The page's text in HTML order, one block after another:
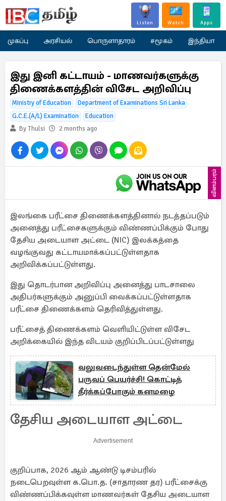
Listen Watch Apps
முகப்பு அரசியல் பொருளாதாரம் சமூகம் இந்தியா
இது இனி கட்டாயம் - மாணவர்களுக்கு
திணைக்களத்தின் விசேட அறிவிப்பு
Ministry of Education
Department of Examinations Sri Lanka
G.C.E.(A/L) Examination
Education
By Thulsi
2 months ago
விளம்பரம்
இலங்கை பரீட்சை திணைக்களத்தினால் நடத்தப்படும்
அனைத்து பரீட்சைகளுக்கும் விண்ணப்பிக்கும் போது
தேசிய அடையாள அட்டை (NIC) இலக்கத்தை
வழங்குவது கட்டாயமாக்கப்பட்டுள்ளதாக
அறிவிக்கப்பட்டுள்ளது.
இது தொடர்பான அறிவிப்பு அனைத்து பாடசாலை
அதிபர்களுக்கும் அனுப்பி வைக்கப்பட்டுள்ளதாக
பரீட்சை திணைக்களம் தெரிவித்துள்ளது.
பரீட்சைத் திணைக்களம் வெளியிட்டுள்ள விசேட
அறிக்கையில் இந்த விடயம் குறிப்பிடப்பட்டுள்ளது
வலுவடைந்துள்ள தென்மேல்
பருவப் பெயர்ச்சி! கொட்டித்
தீர்க்கப்போகும் கனமழை
தேசிய அடையாள அட்டை
Advertisement
குறிப்பாக, 2026 ஆம் ஆண்டு டிசம்பரில்
நடைபெறவுள்ள க.பொ.த. (சாதாரண தர) பரீட்சைக்கு
விண்ணப்பிக்கவுள்ள மாணவர்கள் தேசிய அடையாள